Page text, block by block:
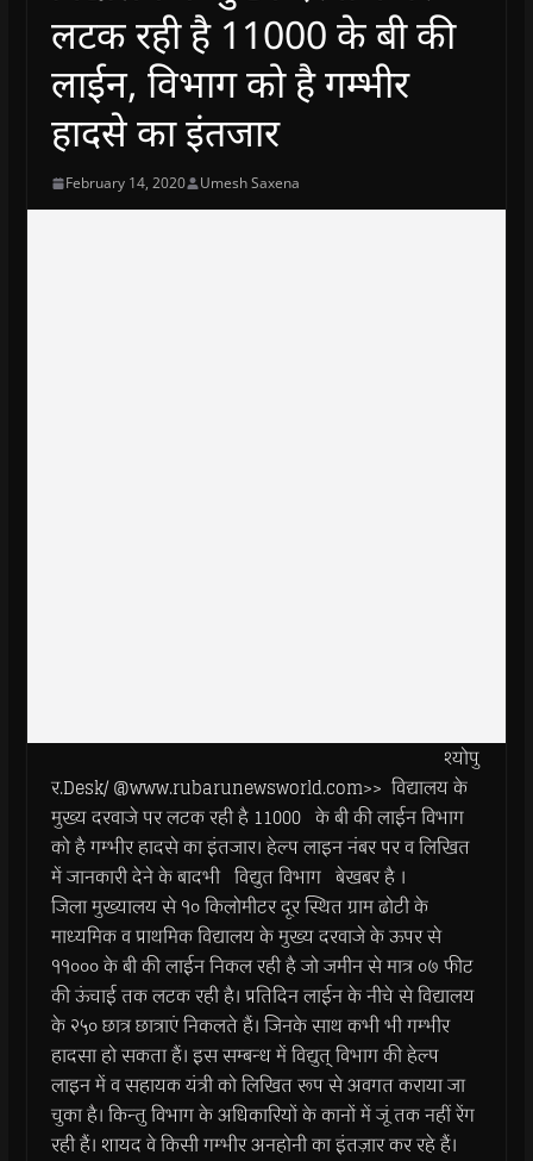
लटक रही है 11000 के बी की
लाईन, विभाग को है गम्भीर
हादसे का इंतजार
February 14, 2020 Umesh Saxena
श्योपु
र.Desk/ @www.rubarunewsworld.com>> विद्यालय के
मुख्य दरवाजे पर लटक रही है 11000 के बी की लाईन विभाग
को है गम्भीर हादसे का इंतजार। हेल्प लाइन नंबर पर व लिखित
में जानकारी देने के बादभी विद्युत विभाग बेखबर है ।
जिला मुख्यालय से १० किलोमीटर दूर स्थित ग्राम ढोटी के
माध्यमिक व प्राथमिक विद्यालय के मुख्य दरवाजे के ऊपर से
११००० के बी की लाईन निकल रही है जो जमीन से मात्र ०७ फीट
की ऊंचाई तक लटक रही है। प्रतिदिन लाईन के नीचे से विद्यालय
के २५० छात्र छात्राएं निकलते हैं। जिनके साथ कभी भी गम्भीर
हादसा हो सकता हैं। इस सम्बन्ध में विद्युत् विभाग की हेल्प
लाइन में व सहायक यंत्री को लिखित रूप से अवगत कराया जा
चुका है। किन्तु विभाग के अधिकारियों के कानों में जूं तक नहीं रेंग
रही हैं। शायद वे किसी गम्भीर अनहोनी का इंतज़ार कर रहे हैं।